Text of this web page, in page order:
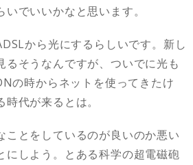
でいいかなと思います。
から光にするらしいです。新し
るそうなんですが、ついでに光も
の時からネットを使ってきたけ
代が来るとは。
ことをしているのが良いのか悪い
にしよう。とある科学の超電磁砲